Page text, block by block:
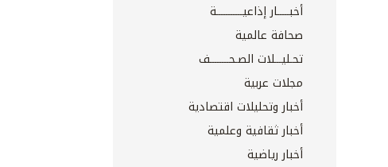
أخبـــــار إذاعيـــــــــــة
صحافة عالمية
تحـليـــلات الصـحــــــــف
مجلات عربية
أخبار وتحليلات اقتصادية
أخبار ثقافية وعلمية
أخبار رياضية